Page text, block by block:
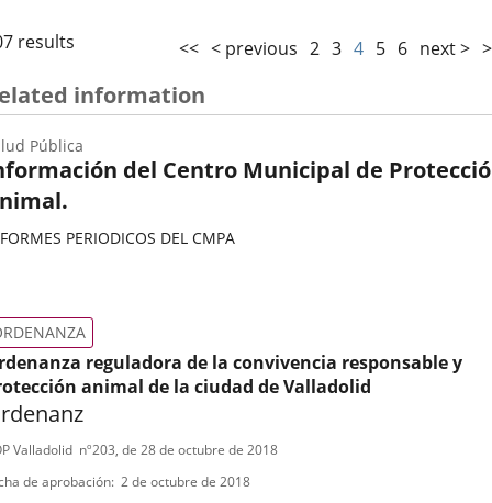
results << < previous 2 3 4 5 6 next >
information
del Centro Municipal de
PERIODICOS DEL CMPA
Pública
reguladora de la convivencia responsable y
animal de la ciudad de Valladolid
Valladolid nº203, de 28 de octubre de 2018
de aprobación 2 de octubre de 2018